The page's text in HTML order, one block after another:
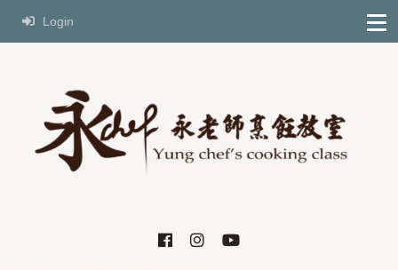
Login